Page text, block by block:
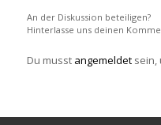
An der Diskussion beteiligen?
Hinterlasse uns deinen
Du musst angemeldetsein,